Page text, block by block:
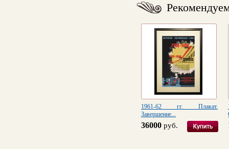
1961-62 гг. Плакат.
Завершение...
36000 руб.